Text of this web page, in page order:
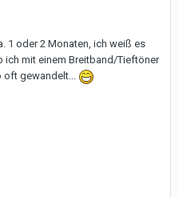
1 oder 2 Monaten, ich weiß es
ich mit einem Breitband/Tieftöner
oft gewandelt...